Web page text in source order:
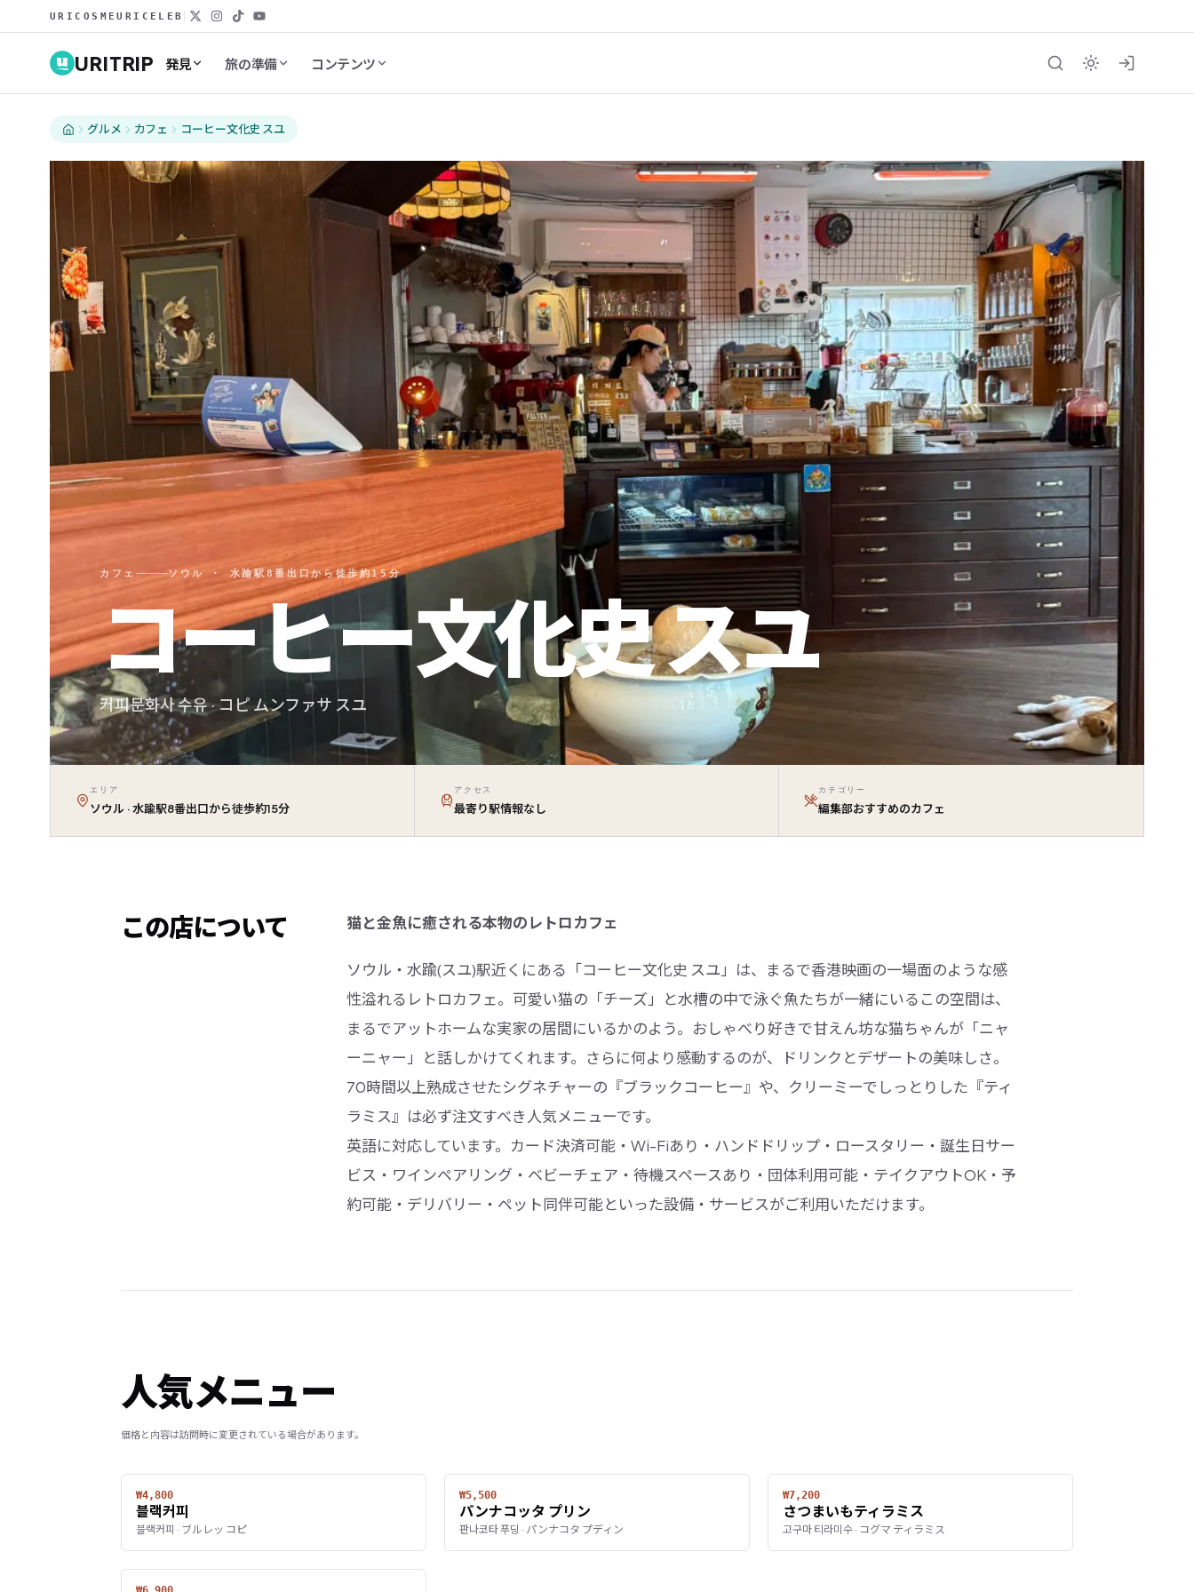
URICOSMEURICELEB
URITRIP 発見 旅の準備 コンテンツ
グルメ カフェ コーヒー文化史 スユ
カフェ ソウル · 水踰駅8番出口から徒歩約15分
コーヒー文化史 スユ
커피문화사 수유 · コピ ムンファサ スユ
エリア
ソウル · 水踰駅8番出口から徒歩約15分
アクセス
最寄り駅情報なし
カテゴリー
編集部おすすめのカフェ
この店について 猫と金魚に癒される本物のレトロカフェ
ソウル・水踰(スユ)駅近くにある「コーヒー文化史 スユ」は、まるで香港映画の一場面のような感
性溢れるレトロカフェ。可愛い猫の「チーズ」と水槽の中で泳ぐ魚たちが一緒にいるこの空間は、
まるでアットホームな実家の居間にいるかのよう。おしゃべり好きで甘えん坊な猫ちゃんが「ニャ
ーニャー」と話しかけてくれます。さらに何より感動するのが、ドリンクとデザートの美味しさ。
70時間以上熟成させたシグネチャーの『ブラックコーヒー』や、クリーミーでしっとりした『ティ
ラミス』は必ず注文すべき人気メニューです。
英語に対応しています。カード決済可能・Wi-Fiあり・ハンドドリップ・ロースタリー・誕生日サー
ビス・ワインペアリング・ベビーチェア・待機スペースあり・団体利用可能・テイクアウトOK・予
約可能・デリバリー・ペット同伴可能といった設備・サービスがご利用いただけます。
人気メニュー
価格と内容は訪問時に変更されている場合があります。
₩4,800
블랙커피
블랙커피 · ブルレッ コピ
₩5,500
パンナコッタ プリン
판나코타 푸딩 · パンナコタ プディン
₩7,200
さつまいもティラミス
고구마 티라미수 · コグマ ティラミス